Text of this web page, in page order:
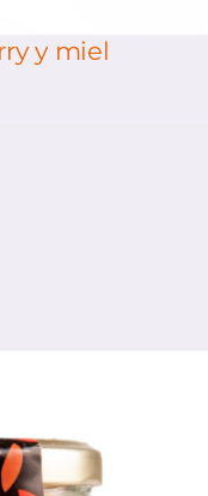
y miel